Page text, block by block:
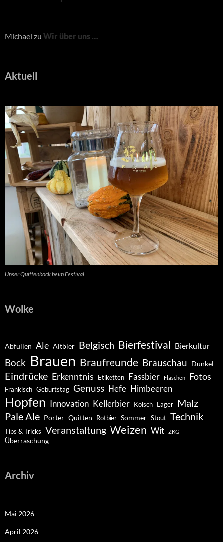
Michael zu Wir über uns …
Aktuell
Unser Quittenbock beim Festival
Wolke
Abfüllen Ale Altbier Belgisch Bierfestival Bierkultur
Bock Brauen Braufreunde Brauschau Dunkel
Eindrücke Erkenntnis Etiketten Fassbier Flaschen Fotos
Fränkisch Geburtstag Genuss Hefe Himbeeren
Hopfen Innovation Kellerbier Kölsch Lager Malz
Pale Ale Porter Quitten Rotbier Sommer Stout Technik
Tips & Tricks Veranstaltung Weizen Wit ZKG
Überraschung
Archiv
Mai 2026
April 2026